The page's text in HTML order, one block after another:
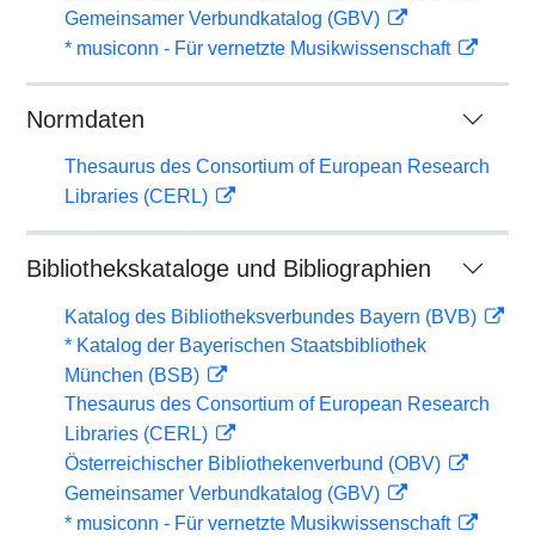
Gemeinsamer Verbundkatalog (GBV)
* musiconn - Für vernetzte Musikwissenschaft
Normdaten
Thesaurus des Consortium of European Research
Libraries (CERL)
Bibliothekskataloge und Bibliographien
Katalog des Bibliotheksverbundes Bayern (BVB)
* Katalog der Bayerischen Staatsbibliothek
München (BSB)
Thesaurus des Consortium of European Research
Libraries (CERL)
Österreichischer Bibliothekenverbund (OBV)
Gemeinsamer Verbundkatalog (GBV)
* musiconn - Für vernetzte Musikwissenschaft